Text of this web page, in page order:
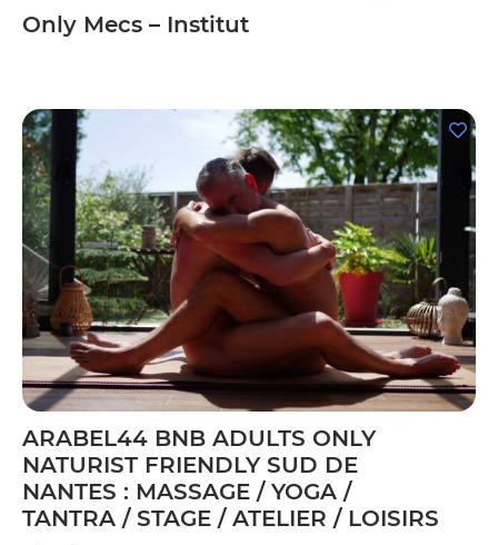
Only Mecs – Institut
ARABEL44 BNB ADULTS ONLY
NATURIST FRIENDLY SUD DE
NANTES : MASSAGE / YOGA /
TANTRA / STAGE / ATELIER / LOISIRS